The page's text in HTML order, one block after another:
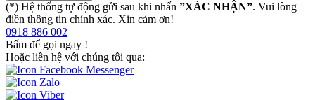
(*) Hệ thống tự động gửi sau khi nhấn ”XÁC NHẬN”. Vui lòng
điền thông tin chính xác. Xin cảm ơn!
0918 886 002
Bấm để gọi ngay !
Hoặc liên hệ với chúng tôi qua: